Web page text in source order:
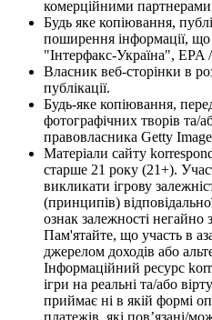
комерційними
Будь яке копіювання,
поширення інформації,
"Інтерфакс-Україна", EPA
Власник веб-сторінки в
публікації.
Будь-яке копіювання,
фотографічних творів та/
правовласника Getty
Матеріали сайту
старше 21 року (21+).
викликати ігрову
(принципів)
ознак залежності негайно
Пам'ятайте, що участь в
джерелом доходів або
Інформаційний ресурс
ігри на реальні та/або
приймає ні в якій формі
платежів, які пов’язані/